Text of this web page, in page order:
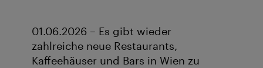
01.06.2026 – Es gibt wieder
zahlreiche neue Restaurants,
Kaffeehäuser und Bars in Wien zu